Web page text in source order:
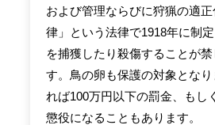
および管理ならびに狩猟の適
律」という法律で1918年に制
を捕獲したり殺傷することが
す。鳥の卵も保護の対象とな
れば100万円以下の罰金、もし
懲役になることもあります。